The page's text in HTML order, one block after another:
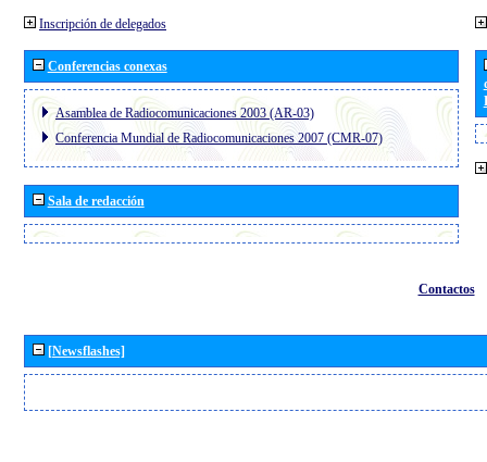
Inscripción de delegados
Conferencias conexas
Asamblea de Radiocomunicaciones 2003 (AR-03)
Conferencia Mundial de Radiocomunicaciones 2007 (CMR-07)
Sala de redacción
Contactos
[Newsflashes]